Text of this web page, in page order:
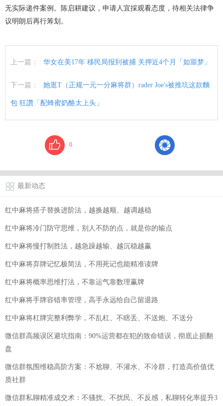
无实际递件案例。陈启耕建议，申请人宜採观看态度，待相关法律争
议明朗后再行筹划。
上一篇： 华女在美17年 移民局报到被捕 关押近4个月「如噩梦」
下一篇： 她逛T（正规一元一分麻将群）rader Joe's被推坑这款麵
包 狂讚「配蜂蜜奶酪太上头」
0
最新动态
红中麻将搭子替换进阶法，越换越顺、越调越稳
红中麻将冷门防守思维，别人不防的点，就是你的输点
红中麻将慢打制胜法，越急躁越输、越沉稳越赢
红中麻将弃牌记忆极简法，不用死记也能精准读牌
红中麻将概率思维打法，不靠运气靠数理赢牌
红中麻将手牌容错率管理，高手永远给自己留退路
红中麻将杠牌完整利弊学，不乱杠、不瞎丢、不送炮、不送分
微信群高频误区避坑指南：90%运营都在犯的致命错误，彻底止损翻
盘
微信群氛围维稳高阶方案：不尬聊、不灌水、不冷群，打造高价值优
质社群
微信群私聊精准成交术：不骚扰、不扰民、不反感，私聊转化率提升3